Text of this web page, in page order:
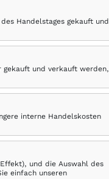
Handelstages gekauft und
gekauft und verkauft werden,
interne Handelskosten
und die Auswahl des
einfach unseren